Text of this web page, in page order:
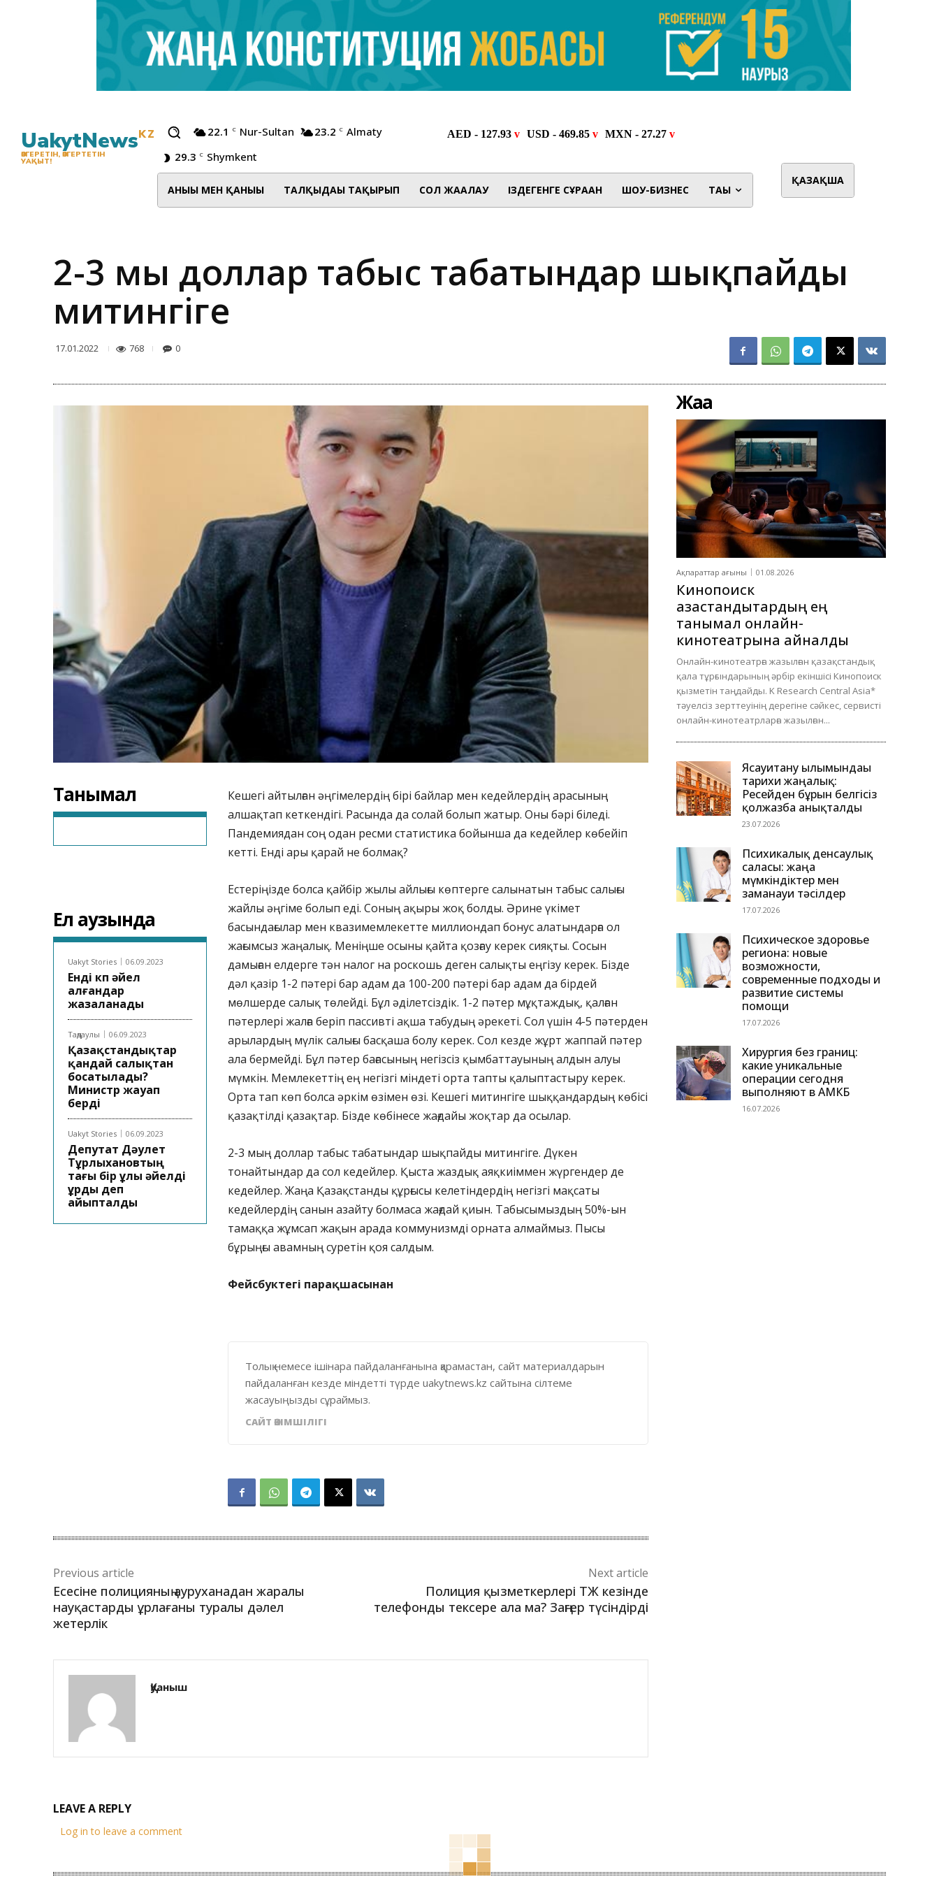
UakytNewsKZ
ӨЗГЕРЕТІН, ӨЗГЕРТЕТІН
УАҚЫТ!
22.1 C Nur-Sultan 23.2 C Almaty
29.3 C Shymkent
АНЫҒЫ МЕН ҚАНЫҒЫ ТАЛҚЫДАҒЫ ТАҚЫРЫП СОЛ ЖАҒАЛАУ ІЗДЕГЕНГЕ СҰРАҒАН ШОУ-БИЗНЕС ТАҒЫ
ҚАЗАҚША
2-3 мың доллар табыс табатындар шықпайды
митингіге
17.01.2022 768 0
Танымал
Ел аузында
Uakyt Stories 06.09.2023
Енді көп әйел
алғандар
жазаланады
Таңдаулы 06.09.2023
Қазақстандықтар
қандай салықтан
босатылады?
Министр жауап
берді
Uakyt Stories 06.09.2023
Депутат Дәулет
Тұрлыхановтың
тағы бір ұлы әйелді
ұрды деп
айыпталды
Кешегі айтылған әңгімелердің бірі байлар мен кедейлердің арасының
алшақтап кеткендігі. Расында да солай болып жатыр. Оны бәрі біледі.
Пандемиядан соң одан ресми статистика бойынша да кедейлер көбейіп
кетті. Енді ары қарай не болмақ?
Естеріңізде болса қайбір жылы айлығы көптерге салынатын табыс салығы
жайлы әңгіме болып еді. Соның ақыры жоқ болды. Әрине үкімет
басындағылар мен квазимемлекетте миллиондап бонус алатындарға ол
жағымсыз жаңалық. Меніңше осыны қайта қозғау керек сияқты. Сосын
дамыған елдерге тән налог на роскошь деген салықты еңгізу керек. Бізде
дәл қазір 1-2 пәтері бар адам да 100-200 пәтері бар адам да бірдей
мөлшерде салық төлейді. Бұл әділетсіздік. 1-2 пәтер мұқтаждық, қалған
пәтерлері жалға беріп пассивті ақша табудың әрекеті. Сол үшін 4-5 пәтерден
арылардың мүлік салығы басқаша болу керек. Сол кезде жұрт жаппай пәтер
ала бермейді. Бұл пәтер бағасының негізсіз қымбаттауының алдын алуы
мүмкін. Мемлекеттің ең негізгі міндеті орта тапты қалыптастыру керек.
Орта тап көп болса әркім өзімен өзі. Кешегі митингіге шыққандардың көбісі
қазақтілді қазақтар. Бізде көбінесе жағдайы жоқтар да осылар.
2-3 мың доллар табыс табатындар шықпайды митингіге. Дүкен
тонайтындар да сол кедейлер. Қыста жаздық аяқкиіммен жүргендер де
кедейлер. Жаңа Қазақстанды құрғысы келетіндердің негізгі мақсаты
кедейлердің санын азайту болмаса жағдай қиын. Табысымыздың 50%-ын
тамаққа жұмсап жақын арада коммунизмді орната алмаймыз. Пысы
бұрыңғы авамның суретін қоя салдым.
Фейсбуктегі парақшасынан
Толық немесе ішінара пайдаланғанына қарамастан, сайт материалдарын
пайдаланған кезде міндетті түрде uakytnews.kz сайтына сілтеме
жасауыңызды сұраймыз.
САЙТ ӘКІМШІЛІГІ
Previous article
Есесіне полицияның ауруханадан жаралы
науқастарды ұрлағаны туралы дәлел
жетерлік
Next article
Полиция қызметкерлері ТЖ кезінде
телефонды тексере ала ма? Заңгер түсіндірді
Қуаныш
LEAVE A REPLY
Log in to leave a comment
Жаңа
Ақпараттар ағыны 01.08.2026
Кинопоиск
қазақстандықтардың ең
танымал онлайн-
кинотеатрына айналды
Онлайн-кинотеатрға жазылған қазақстандық
қала тұрғындарының әрбір екіншісі Кинопоиск
қызметін таңдайды. K Research Central Asia*
тәуелсіз зерттеуінің дерегіне сәйкес, сервисті
онлайн-кинотеатрларға жазылған...
Ясауитану ғылымындағы
тарихи жаңалық:
Ресейден бұрын белгісіз
қолжазба анықталды
23.07.2026
Психикалық денсаулық
саласы: жаңа
мүмкіндіктер мен
заманауи тәсілдер
17.07.2026
Психическое здоровье
региона: новые
возможности,
современные подходы и
развитие системы
помощи
17.07.2026
Хирургия без границ:
какие уникальные
операции сегодня
выполняют в АМКБ
16.07.2026